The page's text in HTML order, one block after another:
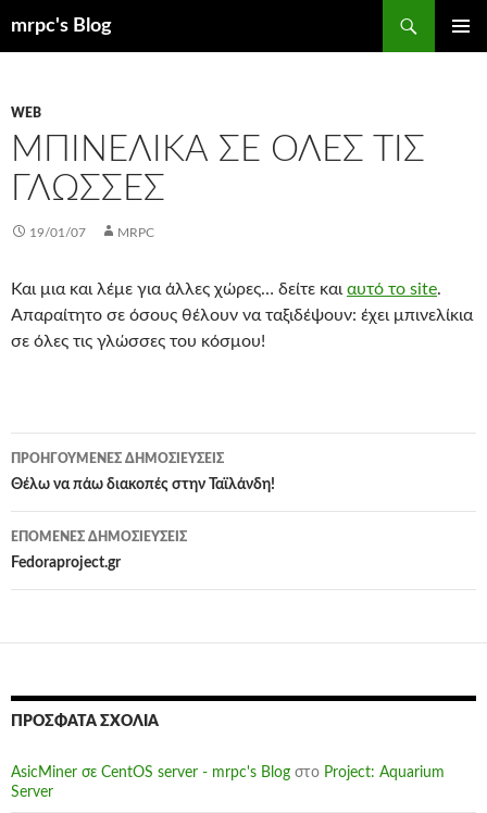
mrpc's Blog
WEB
ΜΠΙΝΕΛΊΚΑ ΣΕ ΌΛΕΣ ΤΙΣ
ΓΛΏΣΣΕΣ
19/01/07 MRPC
Και μια και λέμε για άλλες χώρες… δείτε και αυτό το site.
Απαραίτητο σε όσους θέλουν να ταξιδέψουν: έχει μπινελίκια
σε όλες τις γλώσσες του κόσμου!
Πλοήγηση
άρθρων
ΠΡΟΗΓΟΎΜΕΝΕΣ ΔΗΜΟΣΙΕΎΣΕΙΣ
Θέλω να πάω διακοπές στην Ταϊλάνδη!
ΕΠΌΜΕΝΕΣ ΔΗΜΟΣΙΕΎΣΕΙΣ
Fedoraproject.gr
ΠΡΌΣΦΑΤΑ ΣΧΌΛΙΑ
AsicMiner σε CentOS server - mrpc's Blog στο Project: Aquarium
Server